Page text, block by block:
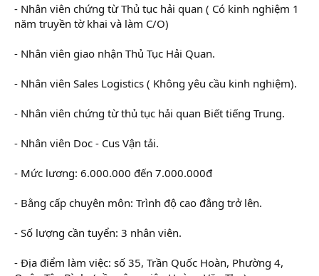
- Nhân viên chứng từ Thủ tục hải quan ( Có kinh nghiệm 1
năm truyền tờ khai và làm C/O)
- Nhân viên giao nhận Thủ Tục Hải Quan.
- Nhân viên Sales Logistics ( Không yêu cầu kinh nghiệm).
- Nhân viên chứng từ thủ tục hải quan Biết tiếng Trung.
- Nhân viên Doc - Cus Vận tải.
- Mức lương: 6.000.000 đến 7.000.000đ
- Bằng cấp chuyên môn: Trình độ cao đẳng trở lên.
- Số lượng cần tuyển: 3 nhân viên.
- Địa điểm làm việc: số 35, Trần Quốc Hoàn, Phường 4,